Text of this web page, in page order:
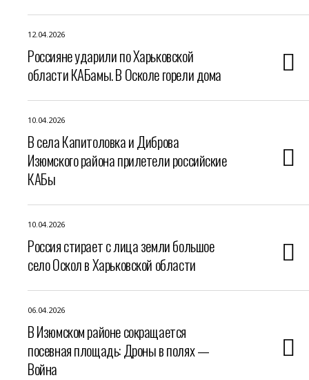
12.04.2026
Россияне ударили по Харьковской
области КАБамы. В Осколе горели дома
10.04.2026
В села Капитоловка и Диброва
Изюмского района прилетели российские
КАБы
10.04.2026
Россия стирает с лица земли большое
село Оскол в Харьковской области
06.04.2026
В Изюмском районе сокращается
посевная площадь: Дроны в полях —
Война